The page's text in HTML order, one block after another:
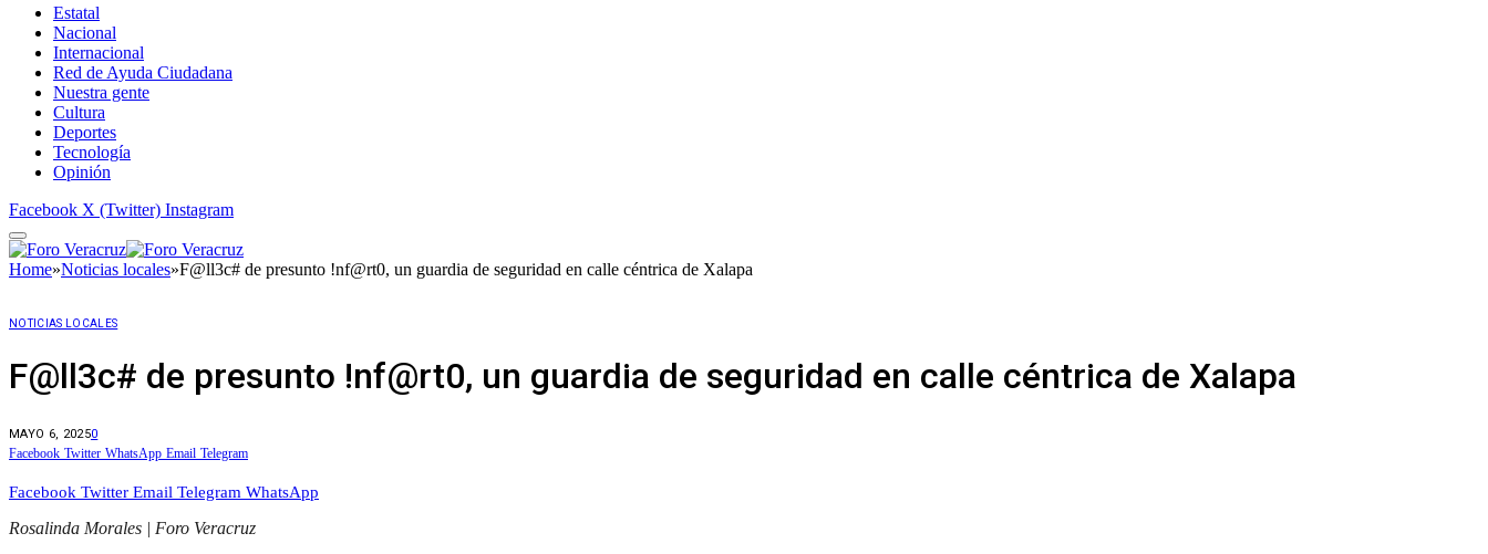
Estatal
Nacional
Internacional
Red de Ayuda Ciudadana
Nuestra gente
Cultura
Deportes
Tecnología
Opinión
Facebook X (Twitter) Instagram
Home»Noticias locales»F@ll3c# de presunto !nf@rt0, un guardia de seguridad en calle céntrica de Xalapa
NOTICIAS LOCALES
F@ll3c# de presunto !nf@rt0, un guardia de seguridad en calle céntrica de Xalapa
MAYO 6, 20250
Facebook Twitter WhatsApp Email Telegram
Facebook Twitter Email Telegram WhatsApp
Rosalinda Morales | Foro Veracruz